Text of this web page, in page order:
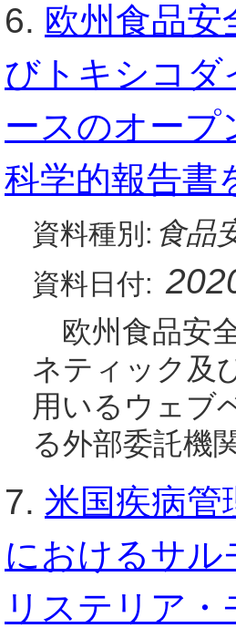
6. 欧州食品
びトキシコ
ースのオープ
科学的報告書
資料種別: 食品
資料日付:
欧州食品安
ネティック及
用いるウェブ
る外部委託機
7. 米国疾病管
におけるサル
リステリア